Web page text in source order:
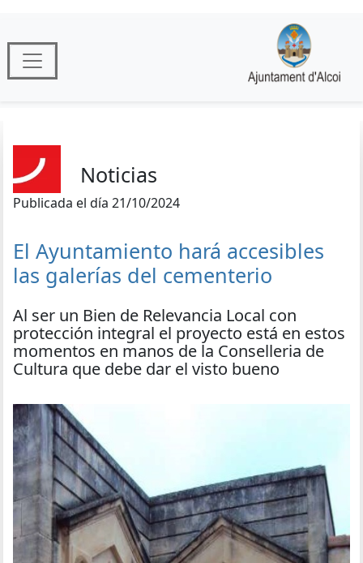
Noticias
Publicada el día 21/10/2024
El Ayuntamiento hará accesibles
las galerías del cementerio
Al ser un Bien de Relevancia Local con
protección integral el proyecto está en estos
momentos en manos de la Conselleria de
Cultura que debe dar el visto bueno